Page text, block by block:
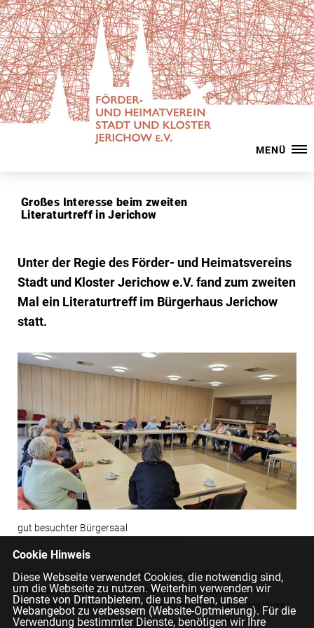
MENÜ
Großes Interesse beim zweiten
Literaturtreff in Jerichow
Unter der Regie des Förder- und Heimatsvereins
Stadt und Kloster Jerichow e.V. fand zum zweiten
Mal ein Literaturtreff im Bürgerhaus Jerichow
statt.
gut besuchter Bürgersaal
Nach dem erfolgreichen ersten Literaturtreff, der Theodor
Fontane gewidmet war, führte Ulrich Kriehn dieses Mal die
zahlreichen Zuhörer auf eine literarische Reise durch das Werk
Theodor Storms und begann mit den eher unbekannten
Cookie Hinweis
Diese Webseite verwendet Cookies, die notwendig sind,
um die Webseite zu nutzen. Weiterhin verwenden wir
Dienste von Drittanbietern, die uns helfen, unser
Webangebot zu verbessern (Website-Optmierung). Für die
Verwendung bestimmter Dienste, benötigen wir Ihre